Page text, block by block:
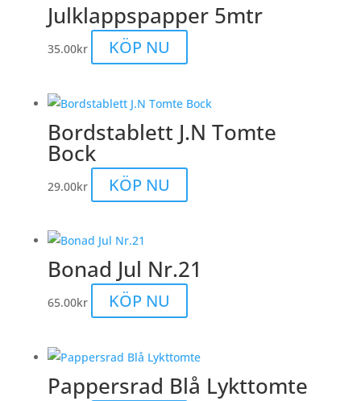
Julklappspapper 5mtr
35.00kr KÖP NU
här
har
flera
De
på
Bordstablett J.N Tomte
Bock
29.00kr KÖP NU
Bonad Jul Nr.21
65.00kr KÖP NU
Pappersrad Blå Lykttomte